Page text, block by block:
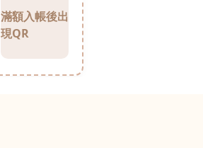
滿額入帳後出
現QR